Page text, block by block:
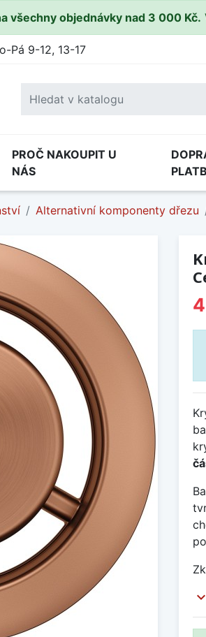
všechny objednávky nad 3 000 Kč.
Pá 9-12, 13-17
PROČ NAKOUPIT U
NÁS
Alternativní komponenty dřezu
expand_more